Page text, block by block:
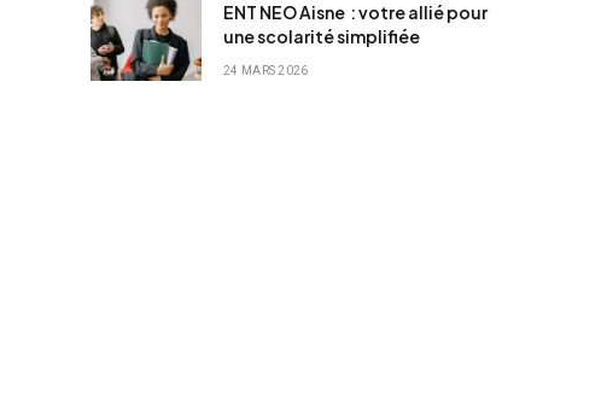
ENT NEO Aisne : votre allié pour
une scolarité simplifiée
24 MARS 2026